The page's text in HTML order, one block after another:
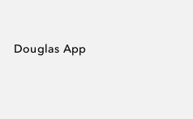
Douglas App